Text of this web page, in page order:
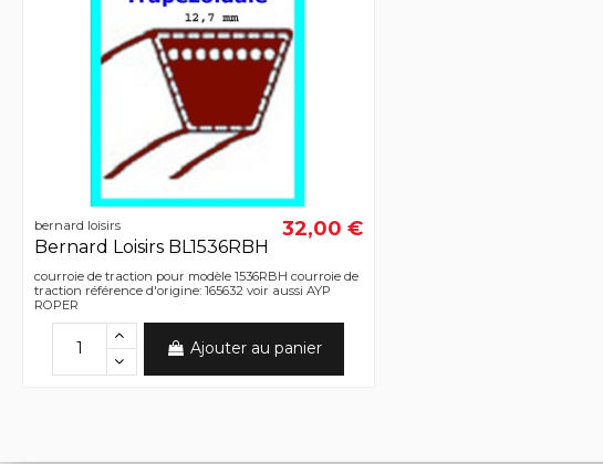
bernard loisirs
Bernard Loisirs BL1536RBH
32,00 €
courroie de traction pour modèle 1536RBH courroie de
traction référence d'origine: 165632 voir aussi AYP
ROPER
Ajouter au panier